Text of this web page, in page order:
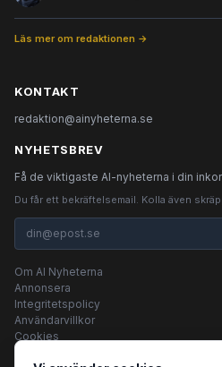
Läs mer om redaktionen →
KONTAKT
redaktion@ainyheterna.se
NYHETSBREV
Få de viktigaste AI-nyheterna i din
Du får ett bekräftelsemail. Kolla även
Om AI Nyheterna
Annonsera
Integritetspolicy
Användarvillkor
Cookies